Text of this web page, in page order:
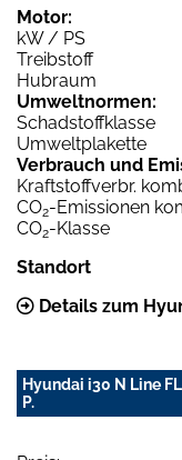
Motor:
kW / PS
Treibstoff
Hubraum
Umweltnormen:
Schadstoffklasse
Umweltplakette
Verbrauch und
Kraftstoffverbr.
CO2-Emissionen
CO2-Klasse
Standort
Details zum
Hyundai i30 N Line
P.